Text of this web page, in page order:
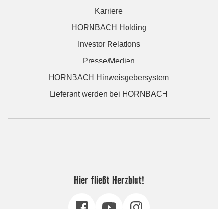
Karriere
HORNBACH Holding
Investor Relations
Presse/Medien
HORNBACH Hinweisgebersystem
Lieferant werden bei HORNBACH
Hier fließt Herzblut!